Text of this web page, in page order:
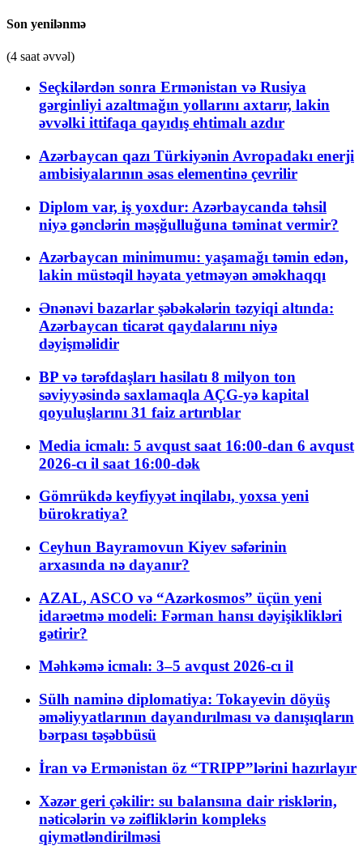
Son yenilənmə
(4 saat əvvəl)
Seçkilərdən sonra Ermənistan və Rusiya
gərginliyi azaltmağın yollarını axtarır, lakin
əvvəlki ittifaqa qayıdış ehtimalı azdır
Azərbaycan qazı Türkiyənin Avropadakı enerji
ambisiyalarının əsas elementinə çevrilir
Diplom var, iş yoxdur: Azərbaycanda təhsil
niyə gənclərin məşğulluğuna təminat vermir?
Azərbaycan minimumu: yaşamağı təmin edən,
lakin müstəqil həyata yetməyən əməkhaqqı
Ənənəvi bazarlar şəbəkələrin təzyiqi altında:
Azərbaycan ticarət qaydalarını niyə
dəyişməlidir
BP və tərəfdaşları hasilatı 8 milyon ton
səviyyəsində saxlamaqla AÇG-yə kapital
qoyuluşlarını 31 faiz artırıblar
Media icmalı: 5 avqust saat 16:00-dan 6 avqust
2026-cı il saat 16:00-dək
Gömrükdə keyfiyyət inqilabı, yoxsa yeni
bürokratiya?
Ceyhun Bayramovun Kiyev səfərinin
arxasında nə dayanır?
AZAL, ASCO və “Azərkosmos” üçün yeni
idarəetmə modeli: Fərman hansı dəyişiklikləri
gətirir?
Məhkəmə icmalı: 3–5 avqust 2026-cı il
Sülh naminə diplomatiya: Tokayevin döyüş
əməliyyatlarının dayandırılması və danışıqların
bərpası təşəbbüsü
İran və Ermənistan öz “TRIPP”lərini hazırlayır
Xəzər geri çəkilir: su balansına dair risklərin,
nəticələrin və zəifliklərin kompleks
qiymətləndirilməsi